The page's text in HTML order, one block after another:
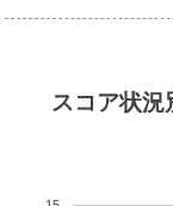
スコア状況